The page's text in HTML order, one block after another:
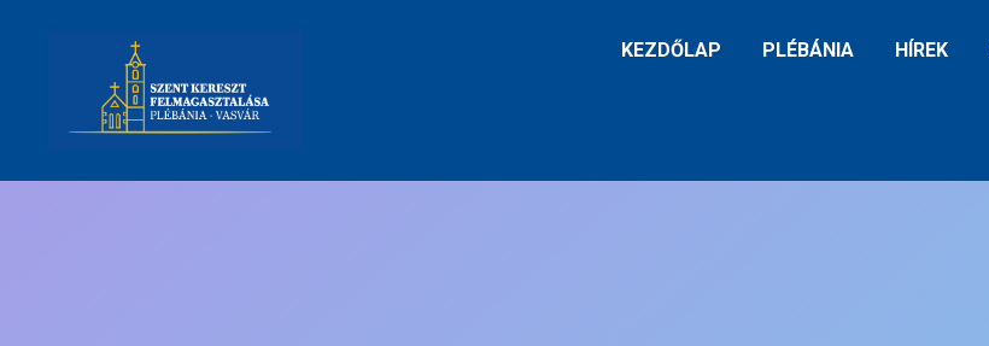
KEZDŐLAP PLÉBÁNIA HÍREK